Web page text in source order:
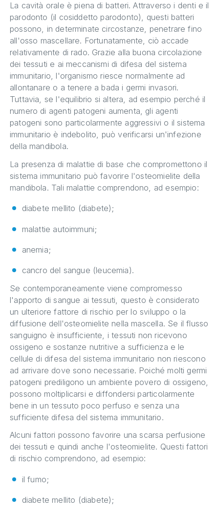
La cavità orale è piena di batteri. Attraverso i denti e il
parodonto (il cosiddetto parodonto), questi batteri
possono, in determinate circostanze, penetrare fino
all'osso mascellare. Fortunatamente, ciò accade
relativamente di rado. Grazie alla buona circolazione
dei tessuti e ai meccanismi di difesa del sistema
immunitario, l'organismo riesce normalmente ad
allontanare o a tenere a bada i germi invasori.
Tuttavia, se l'equilibrio si altera, ad esempio perché il
numero di agenti patogeni aumenta, gli agenti
patogeni sono particolarmente aggressivi o il sistema
immunitario è indebolito, può verificarsi un'infezione
della mandibola.
La presenza di malattie di base che compromettono il
sistema immunitario può favorire l'osteomielite della
mandibola. Tali malattie comprendono, ad esempio:
diabete mellito (diabete);
malattie autoimmuni;
anemia;
cancro del sangue (leucemia).
Se contemporaneamente viene compromesso
l'apporto di sangue ai tessuti, questo è considerato
un ulteriore fattore di rischio per lo sviluppo o la
diffusione dell'osteomielite nella mascella. Se il flusso
sanguigno è insufficiente, i tessuti non ricevono
ossigeno e sostanze nutritive a sufficienza e le
cellule di difesa del sistema immunitario non riescono
ad arrivare dove sono necessarie. Poiché molti germi
patogeni prediligono un ambiente povero di ossigeno,
possono moltiplicarsi e diffondersi particolarmente
bene in un tessuto poco perfuso e senza una
sufficiente difesa del sistema immunitario.
Alcuni fattori possono favorire una scarsa perfusione
dei tessuti e quindi anche l'osteomielite. Questi fattori
di rischio comprendono, ad esempio:
il fumo;
diabete mellito (diabete);